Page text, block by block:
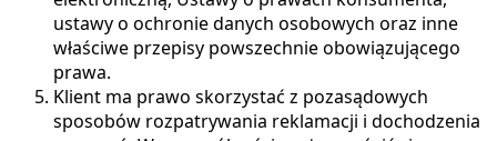
ustawy o ochronie danych osobowych oraz inne
właściwe przepisy powszechnie obowiązującego
prawa.
Klient ma prawo skorzystać z pozasądowych
sposobów rozpatrywania reklamacji i dochodzenia